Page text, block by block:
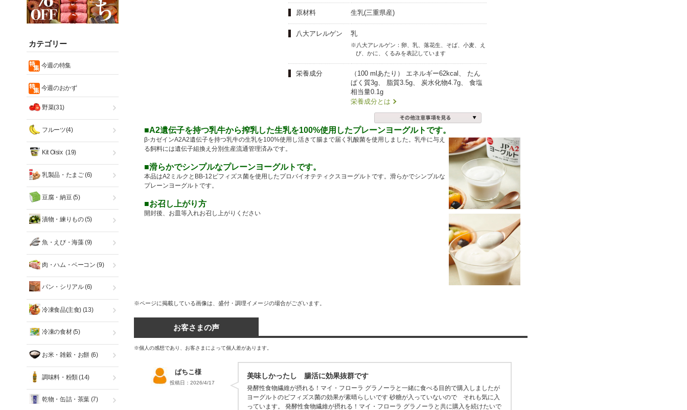
原材料 生乳(三重県産)
八大アレルゲン 乳
※八大アレルゲン：卵、乳、落花生、そば、小麦、え
び、かに、くるみを表記しています
栄養成分
（100 mlあたり） エネルギー62kcal、 たん
ぱく質3g、 脂質3.5g、 炭水化物4.7g、 食塩
相当量0.1g
栄養成分とは
■A2遺伝子を持つ乳牛から搾乳した生乳を100%使用したプレーンヨーグルトです。
β-カゼインA2A2遺伝子を持つ乳牛の生乳を100%使用し活きて腸まで届く乳酸菌を使用しました。乳牛に与え
る飼料には遺伝子組換え分別生産流通管理済みです。
■滑らかでシンプルなプレーンヨーグルトです。
本品はA2ミルクとBB-12ビフィズス菌を使用したプロバイオテティクスヨーグルトです。滑らかでシンプルな
プレーンヨーグルトです。
■お召し上がり方
開封後、お皿等入れお召し上がりください
※ページに掲載している画像は、盛付・調理イメージの場合がございます。
お客さまの声
※個人の感想であり、お客さまによって個人差があります。
ぱちこ様
投稿日：2026/4/17
美味しかったし 腸活に効果抜群です
発酵性食物繊維が摂れる！マイ・フローラ グラノーラと一緒に食べる目的で購入しましたが
ヨーグルトのビフィズス菌の効果が素晴らしいです 砂糖が入っていないので それも気に入
っています。 発酵性食物繊維が摂れる！マイ・フローラ グラノーラと共に購入を続けたいで
カテゴリー
今週の特集
今週のおかず
野菜(31)
フルーツ(4)
Kit Oisix (19)
乳製品・たまご(6)
豆腐・納豆(5)
漬物・練りもの(5)
魚・えび・海藻(9)
肉・ハム・ベーコン (9)
パン・シリアル(6)
冷凍食品(主食) (13)
冷凍の食材(5)
お米・雑穀・お餅 (6)
調味料・粉類(14)
乾物・缶詰・茶葉 (7)